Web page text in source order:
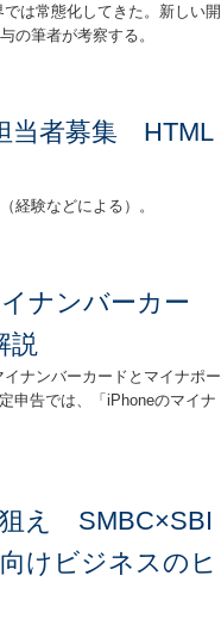
は常態化してきた。新しい開
の筆者が考察する。
当者募集 HTML
経験などによる）。
ナンバーカー
説
ナンバーカードとマイナポー
申告では、「iPhoneのマイナ
狙え SMBC×SBI
けビジネスのヒ